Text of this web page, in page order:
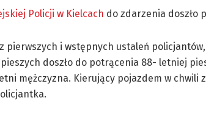
Policji w Kielcach do zdarzenia doszło
pierwszych i wstępnych ustaleń
doszło do potrącenia 88- letniej
mężczyzna. Kierujący pojazdem w chwili